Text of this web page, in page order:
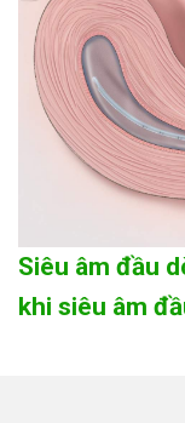
Siêu âm đầu
khi siêu âm